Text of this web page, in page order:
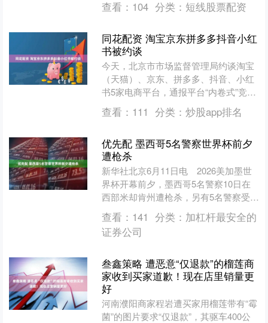
Model 3和Mo....
查看： 104 分类： 短线股票配资
同花配资 淘宝京东拼多多抖音小红
书被约谈
今天，北京市市场监督管理局约谈淘宝
（天猫）、京东、拼多多、抖音、小红
书5家电商平台，通报平台“内卷式”竞争
综合整治发现的第二批典型问题，主要
包括促销活动虚假宣传....
查看： 111 分类： 炒股app排名
优先配 墨西哥5名警察世界杯前夕
遭枪杀
新华社北京6月11日电 2026美加墨世
界杯开幕前夕，墨西哥5名警察10日在
西部米却肯州遭枪杀，另有5名警察受
伤。 据州政府通报，遇害者在米却肯州
纳瓦岑市遭身份....
查看： 141 分类： 加杠杆最安全的
证券公司
叁鑫策略 遭恶意“仅退款”的榴莲商
家收到买家道歉！现在店里销量更
好
河南濮阳商家程岩遭买家用榴莲带有“霉
菌”的图片要求“仅退款”，其驱车400公